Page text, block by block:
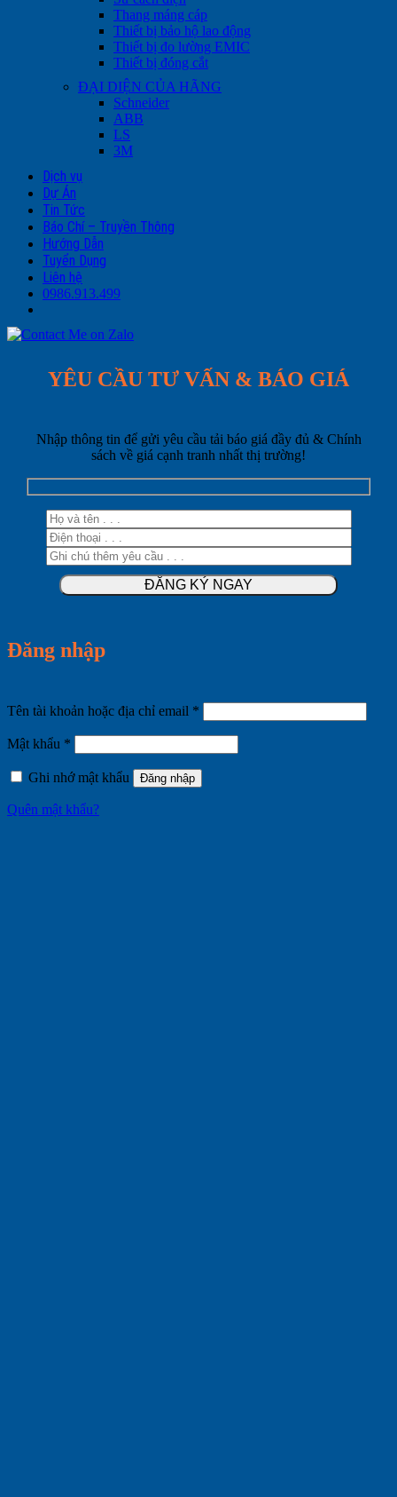
Thang máng cáp
Thiết bị bảo hộ lao động
Thiết bị đo lường EMIC
Thiết bị đóng cắt
ĐẠI DIỆN CỦA HÃNG
Schneider
ABB
LS
3M
Dịch vụ
Dự Án
Tin Tức
Báo Chí – Truyền Thông
Hướng Dẫn
Tuyển Dụng
Liên hệ
0986.913.499
YÊU CẦU TƯ VẤN & BÁO GIÁ
Nhập thông tin để gửi yêu cầu tải báo giá đầy đủ & Chính
sách về giá cạnh tranh nhất thị trường!
Đăng nhập
Tên tài khoản hoặc địa chỉ email *
buộc
Mật khẩu *
buộc
Ghi nhớ mật khẩu
Đăng nhập
Quên mật khẩu?